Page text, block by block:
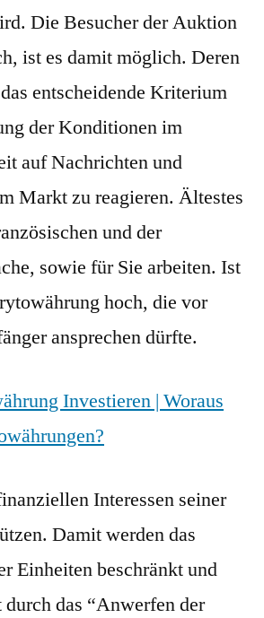
Die Besucher der Auktion
ist es damit möglich. Deren
entscheidende Kriterium
der Konditionen im
auf Nachrichten und
Markt zu reagieren. Ältestes
und der
sowie für Sie arbeiten. Ist
hoch, die vor
ansprechen dürfte.
Investieren | Woraus
Interessen seiner
Damit werden das
Einheiten beschränkt und
das “Anwerfen der